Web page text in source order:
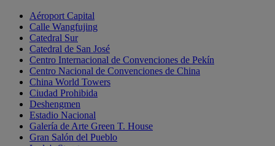
Aéroport Capital
Calle Wangfujing
Catedral Sur
Catedral de San José
Centro Internacional de Convenciones de Pekín
Centro Nacional de Convenciones de China
China World Towers
Ciudad Prohibida
Deshengmen
Estadio Nacional
Galería de Arte Green T. House
Gran Salón del Pueblo